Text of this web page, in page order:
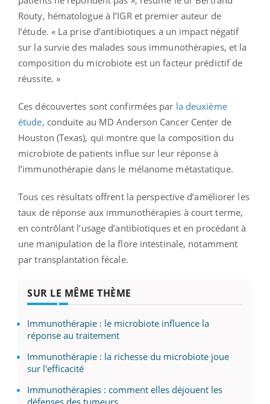
Routy, hématologue à l’IGR et premier auteur de
l’étude. « La prise d’antibiotiques a un impact négatif
sur la survie des malades sous immunothérapies, et la
composition du microbiote est un facteur prédictif de
réussite. »
Ces découvertes sont confirmées par la deuxième
étude, conduite au MD Anderson Cancer Center de
Houston (Texas), qui montre que la composition du
microbiote de patients influe sur leur réponse à
l’immunothérapie dans le mélanome métastatique.
Tous ces résultats offrent la perspective d’améliorer les
taux de réponse aux immunothérapies à court terme,
en contrôlant l’usage d’antibiotiques et en procédant à
une manipulation de la flore intestinale, notamment
par transplantation fécale.
SUR LE MÊME THÈME
Immunothérapie : le microbiote influence la
réponse au traitement
Immunothérapie : la richesse du microbiote joue
sur l'efficacité
Immunothérapies : comment elles déjouent les
défenses des tumeurs